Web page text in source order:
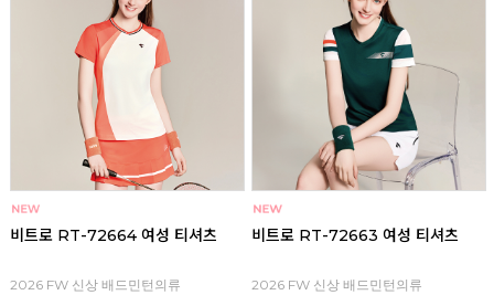
비트로 RT-72664 여성 티셔츠
2026 FW 신상 배드민턴의류
비트로 RT-72663 여성 티셔츠
2026 FW 신상 배드민턴의류